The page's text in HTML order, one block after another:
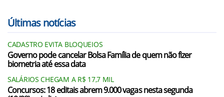
Últimas notícias
CADASTRO EVITA BLOQUEIOS
Governo pode cancelar Bolsa Família de quem não fizer
biometria até essa data
SALÁRIOS CHEGAM A R$ 17,7 MIL
Concursos: 18 editais abrem 9.000 vagas nesta segunda